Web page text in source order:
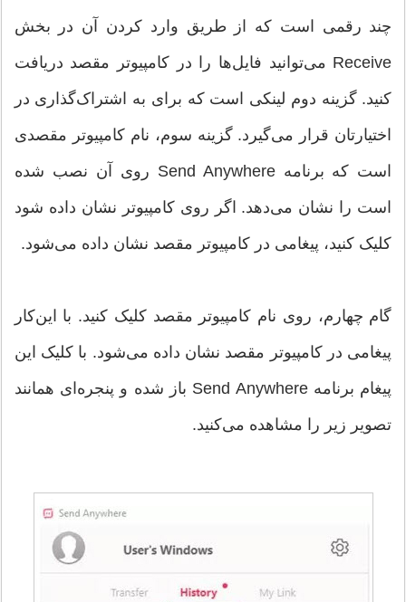
چند رقمی است که از طریق وارد کردن آن در بخش
Receive می‌توانید فایل‌ها را در کامپیوتر مقصد دریافت
کنید. گزینه دوم لینکی است که برای به اشتراک‌گذاری در
اختیارتان قرار می‌گیرد. گزینه سوم، نام کامپیوتر مقصدی
است که برنامه Send Anywhere روی آن نصب شده
است را نشان می‌دهد. اگر روی کامپیوتر نشان داده شود
کلیک کنید، پیغامی در کامپیوتر مقصد نشان داده می‌شود.
گام چهارم، روی نام کامپیوتر مقصد کلیک کنید. با این‌کار
پیغامی در کامپیوتر مقصد نشان داده می‌شود. با کلیک این
پیغام برنامه Send Anywhere باز شده و پنجره‌ای همانند
تصویر زیر را مشاهده می‌کنید.